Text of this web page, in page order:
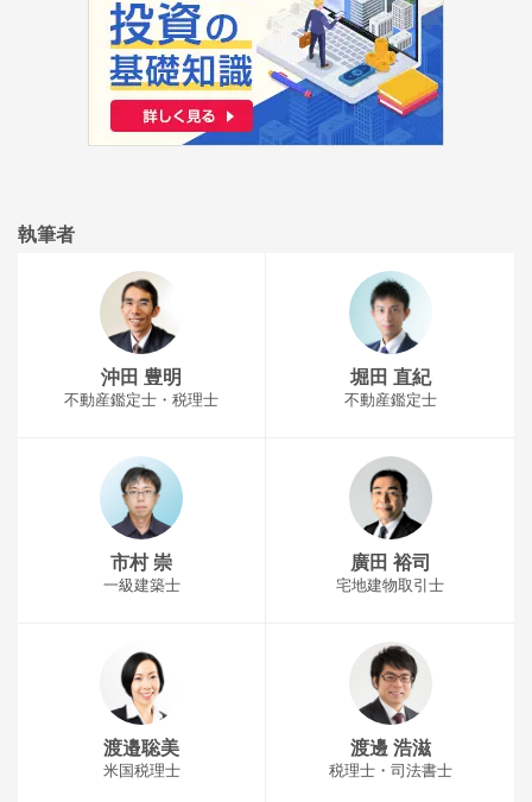
執筆者
沖田 豊明
不動産鑑定士・税理士
堀田 直紀
不動産鑑定士
市村 崇
一級建築士
廣田 裕司
宅地建物取引士
渡邉聡美
米国税理士
渡邊 浩滋
税理士・司法書士